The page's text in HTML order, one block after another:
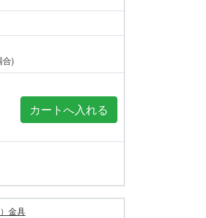
合)
金具